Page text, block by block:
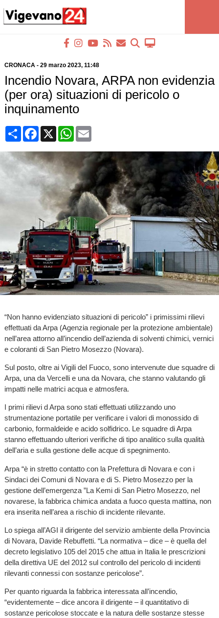
CRONACA- 29 marzo 2023, 11:48
Incendio Novara, ARPA non evidenzia
(per ora) situazioni di pericolo o
inquinamento
CondividiFacebook
X WhatsApp
Email
“Non hanno evidenziato situazioni di pericolo” i primissimi rilievi
effettuati da Arpa (Agenzia regionale per la protezione ambientale)
nell’area attorno all’incendio dell’azienda di solventi chimici, vernici
e coloranti di San Pietro Mosezzo (Novara).
Sul posto, oltre ai Vigili del Fuoco, sono intervenute due squadre di
Arpa, una da Vercelli e una da Novara, che stanno valutando gli
impatti nelle matrici acqua e atmosfera.
I primi rilievi d Arpa sono stati effettuati utilizzando uno
strumentazione portatile per verificare i valori di monossido di
carbonio, formaldeide e acido solfidrico. Le squadre di Arpa
stanno effettuando ulteriori verifiche di tipo analitico sulla qualità
dell’aria e sulla gestione delle acque di spegnimento.
Arpa “è in stretto contatto con la Prefettura di Novara e con i
Sindaci dei Comuni di Novara e di S. Pietro Mosezzo per la
gestione dell’emergenza ”La Kemi di San Pietro Mosezzo, nel
novarese, la fabbrica chimica andata a fuoco questa mattina, non
era inserita nell’area a rischio di incidente rilevante.
Lo spiega all’AGI il dirigente del servizio ambiente della Provincia
di Novara, Davide Rebuffetti. “La normativa – dice – è quella del
decreto legislativo 105 del 2015 che attua in Italia le prescrizioni
della direttiva UE del 2012 sul controllo del pericolo di incidenti
rilevanti connessi con sostanze pericolose”.
Per quanto riguarda la fabbrica interessata all’incendio,
“evidentemente – dice ancora il dirigente – il quantitativo di
sostanze pericolose stoccate e la natura delle sostanze stesse